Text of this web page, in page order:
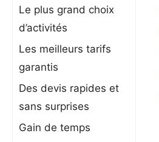
Le plus grand choix
d’activités
Les meilleurs tarifs
garantis
Des devis rapides et
sans surprises
Gain de temps